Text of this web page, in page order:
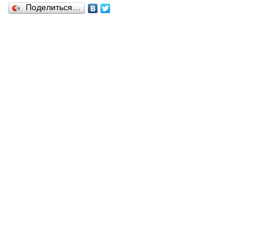
Поделиться…